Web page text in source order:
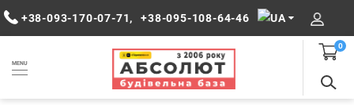
+38-093-170-07-71, +38-095-108-64-46
MENU
0